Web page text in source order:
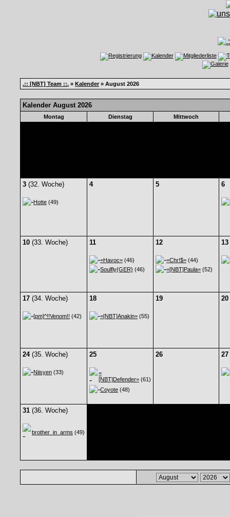
.:: [NBT] Team ::. » Kalender » August 2026
Kalender August 2026
Montag Dienstag Mittwoch
3 (32. Woche)
Hotte (49)
4 5 6
10 (33. Woche) 11
=Havoc= (46)
Soulfly{GER} (46)
12
=Chr!$= (44)
=[NBT]Paula= (52)
13
17 (34. Woche)
[pm]^!!Venom!! (42)
18
=[NBT]Anakin= (55)
19 20
24(35. Woche)
Niisyen (33)
25
=
[NBT]Defender= (61)
Coyote (48)
26 27
31 (36. Woche)
brother_in_arms (49)